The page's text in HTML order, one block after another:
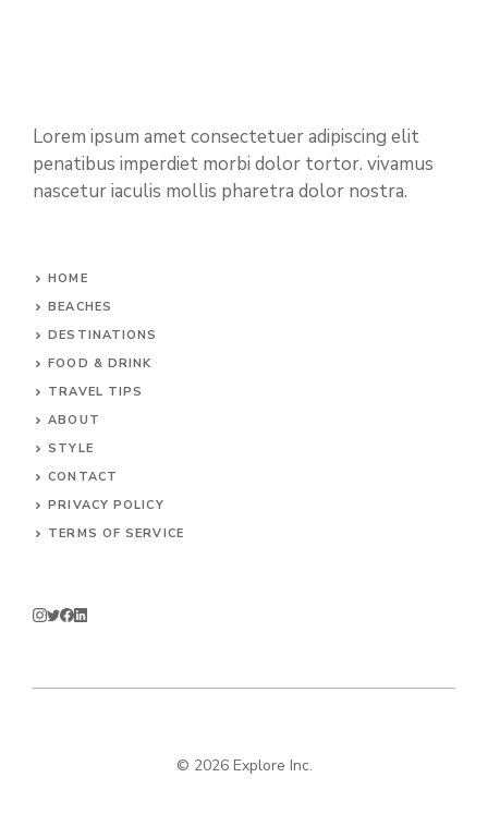
Lorem ipsum amet consectetuer adipiscing elit
penatibus imperdiet morbi dolor tortor. vivamus
nascetur iaculis mollis pharetra dolor nostra.
HOME
BEACHES
DESTINATIONS
FOOD & DRINK
TRAVEL TIPS
ABOUT
STYLE
CONTACT
PRIVACY POLICY
TERMS OF SERVICE
© 2026 Explore Inc.